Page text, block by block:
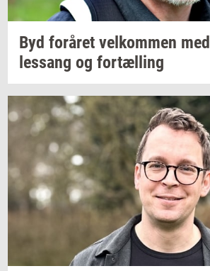
Byd for­å­ret vel­kom­men med
les­sang og for­tæl­ling